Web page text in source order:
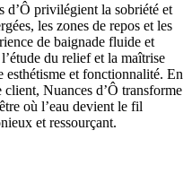
d’Ô privilégient la sobriété et
les zones de repos et les
de baignade fluide et
du relief et la maîtrise
esthétisme et fonctionnalité. En
Nuances d’Ô transforme
où l’eau devient le fil
et ressourçant.